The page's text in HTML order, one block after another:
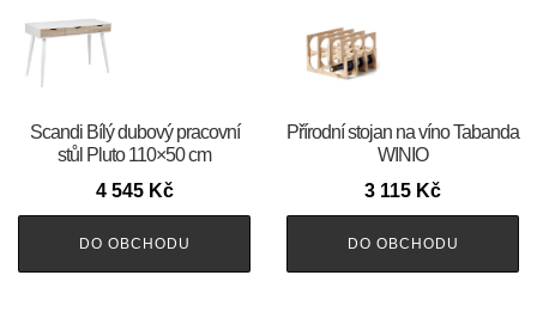
Scandi Bílý dubový pracovní
stůl Pluto 110×50 cm
4 545 Kč
DO OBCHODU
Přírodní stojan na víno Tabanda
WINIO
3 115 Kč
DO OBCHODU